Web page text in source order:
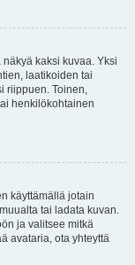
kaksi kuvaa. Yksi
laatikoiden tai
riippuen. Toinen,
henkilökohtainen
käyttämällä jotain
tai ladata kuvan.
ja valitsee mitkä
avataria, ota yhteyttä